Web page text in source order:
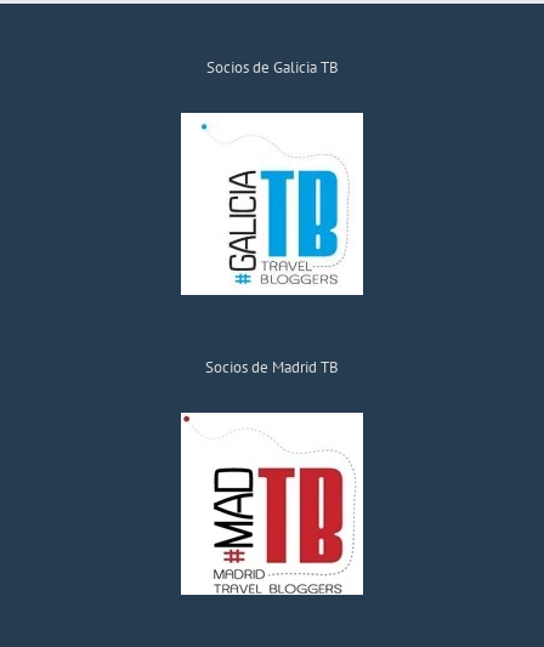
Socios de Galicia TB
Socios de Madrid TB